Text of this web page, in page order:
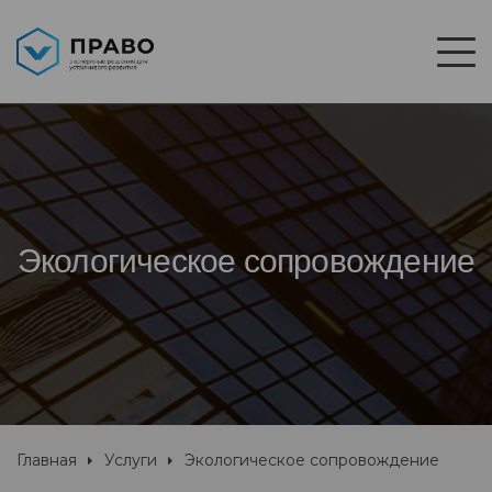
Экологическое сопровождение
Главная Услуги Экологическое сопровождение